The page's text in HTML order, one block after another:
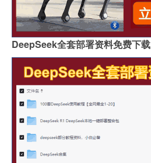
DeepSeek全套部署资料免费下载